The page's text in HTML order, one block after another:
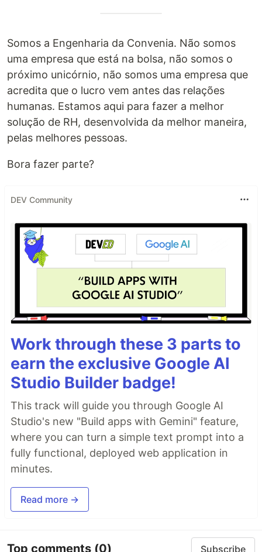
Somos a Engenharia da Convenia. Não somos
uma empresa que está na bolsa, não somos o
próximo unicórnio, não somos uma empresa que
acredita que o lucro vem antes das relações
humanas. Estamos aqui para fazer a melhor
solução de RH, desenvolvida da melhor maneira,
pelas melhores pessoas.
Bora fazer parte?
DEV Community
Work through these 3 parts to
earn the exclusive Google AI
Studio Builder badge!
This track will guide you through Google AI
Studio's new "Build apps with Gemini" feature,
where you can turn a simple text prompt into a
fully functional, deployed web application in
minutes.
Read more →
Top comments (0) Subscribe